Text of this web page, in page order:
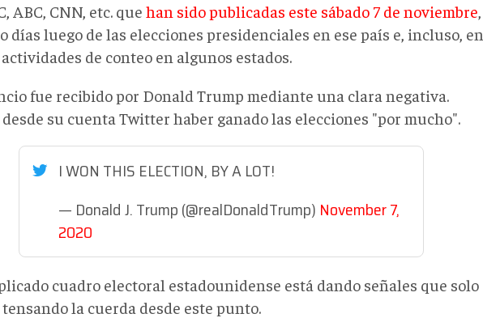
ABC, CNN, etc. que han sido publicadas este sábado 7 de noviembre,
días luego de las elecciones presidenciales en ese país e, incluso, en
de conteo en algunos estados.
fue recibido por Donald Trump mediante una clara negativa.
su cuenta Twitter haber ganado las elecciones "por mucho".
I WON THIS ELECTION, BY A LOT!
— Donald J. Trump (@realDonaldTrump) November 7,
2020
cuadro electoral estadounidense está dando señales que solo
la cuerda desde este punto.